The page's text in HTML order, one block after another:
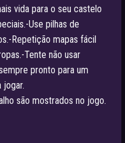
vida para o seu castelo
Use pilhas de
Repetição mapas fácil
Tente não usar
pronto para um
jogar.
são mostrados no jogo.